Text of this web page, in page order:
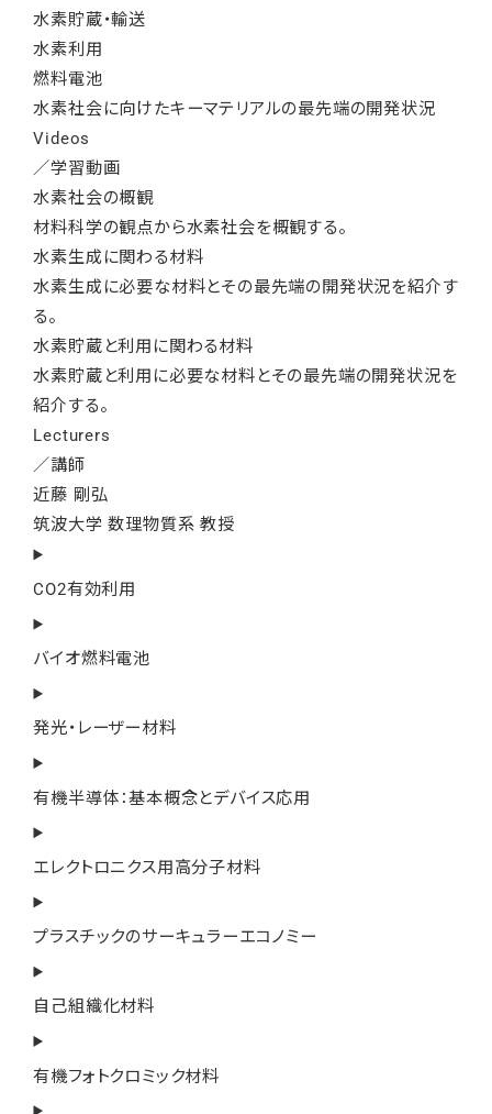
水素貯蔵・輸送
水素利用
燃料電池
水素社会に向けたキーマテリアルの最先端の開発状況
Videos
／学習動画
水素社会の概観
材料科学の観点から水素社会を概観する。
水素生成に関わる材料
水素生成に必要な材料とその最先端の開発状況を紹介す
る。
水素貯蔵と利用に関わる材料
水素貯蔵と利用に必要な材料とその最先端の開発状況を
紹介する。
Lecturers
／講師
近藤 剛弘
筑波大学 数理物質系 教授
CO2有効利用
バイオ燃料電池
発光・レーザー材料
有機半導体：基本概念とデバイス応用
エレクトロニクス用高分子材料
プラスチックのサーキュラーエコノミー
自己組織化材料
有機フォトクロミック材料